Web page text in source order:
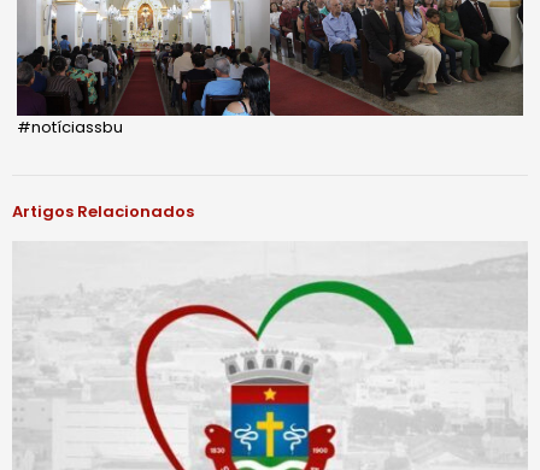
#notíciassbu
Artigos Relacionados